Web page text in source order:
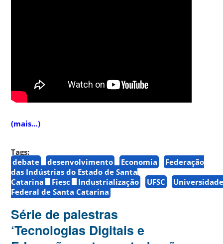
(mais…)
Tags:
debate
desenvolvimento Economia
Federação
das Indústrias do Estado de Santa
Catarina
Fiesc Industrialização UFSC
Federal de Santa Catarina
Série de palestras
‘Tecnologias Digitais e